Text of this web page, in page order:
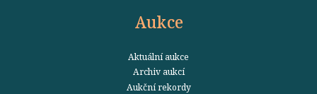
Aukce
Aktuální aukce
Archiv aukcí
Aukční rekordy